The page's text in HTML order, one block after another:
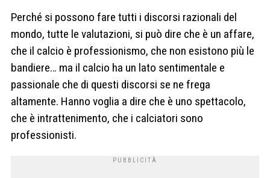
Perché si possono fare tutti i discorsi razionali del
mondo, tutte le valutazioni, si può dire che è un affare,
che il calcio è professionismo, che non esistono più le
bandiere… ma il calcio ha un lato sentimentale e
passionale che di questi discorsi se ne frega
altamente. Hanno voglia a dire che è uno spettacolo,
che è intrattenimento, che i calciatori sono
professionisti.